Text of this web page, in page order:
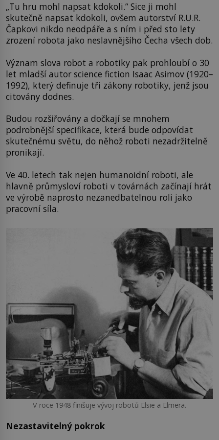
„Tu hru mohl napsat kdokoli.“ Sice ji mohl
skutečně napsat kdokoli, ovšem autorství R.U.R.
Čapkovi nikdo neodpáře a s ním i před sto lety
zrození robota jako neslavnějšího Čecha všech dob.
Význam slova robot a robotiky pak prohloubí o 30
let mladší autor science fiction Isaac Asimov (1920–
1992), který definuje tři zákony robotiky, jenž jsou
citovány dodnes.
Budou rozšiřovány a dočkají se mnohem
podrobnější specifikace, která bude odpovídat
skutečnému světu, do něhož roboti nezadržitelně
pronikají.
Ve 40. letech tak nejen humanoidní roboti, ale
hlavně průmysloví roboti v továrnách začínají hrát
ve výrobě naprosto nezanedbatelnou roli jako
pracovní síla.
V roce 1948 finišuje vývoj robotů Elsie a Elmera.
Nezastavitelný pokrok